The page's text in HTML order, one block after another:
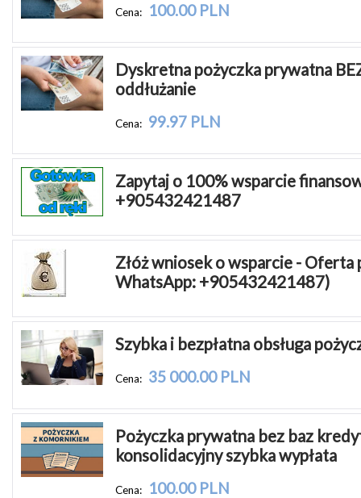
Cena: 100.00 PLN
Dyskretna pożyczka prywatna
oddłużanie
Cena: 99.97 PLN
Zapytaj o 100% wsparcie
+905432421487
Złóż wniosek o wsparcie - Oferta
WhatsApp: +905432421487)
Szybka i bezpłatna obsługa
Cena: 35 000.00 PLN
Pożyczka prywatna bez baz
konsolidacyjny szybka wypłata
Cena: 100.00 PLN